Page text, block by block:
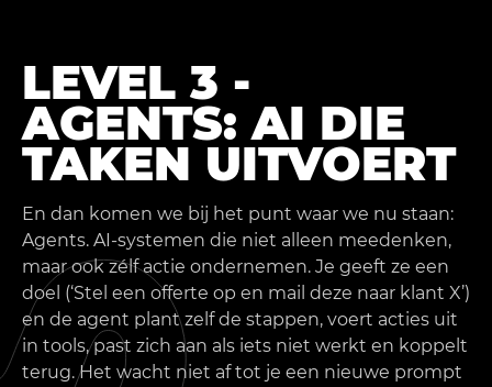
LEVEL 3 -
AGENTS: AI DIE
TAKEN UITVOERT
En dan komen we bij het punt waar we nu staan:
Agents. AI-systemen die niet alleen meedenken,
maar ook zélf actie ondernemen. Je geeft ze een
doel (‘Stel een offerte op en mail deze naar klant X’)
en de agent plant zelf de stappen, voert acties uit
in tools, past zich aan als iets niet werkt en koppelt
terug. Het wacht niet af tot je een nieuwe prompt